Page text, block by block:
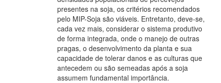
presentes na soja, os critérios recomendados
pelo MIP-Soja são viáveis. Entretanto, deve-se,
cada vez mais, considerar o sistema produtivo
de forma integrada, onde o manejo de outras
pragas, o desenvolvimento da planta e sua
capacidade de tolerar danos e as culturas que
antecedem ou são semeadas após a soja
assumem fundamental importância.